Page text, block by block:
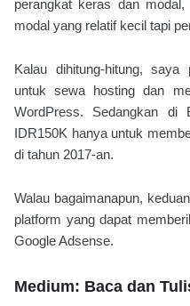
perangkat keras dan
modal yang relatif kecil tapi
Kalau dihitung-hitung, saya
untuk sewa hosting dan
WordPress. Sedangkan di
IDR150K hanya untuk
di tahun 2017-an.
Walau bagaimanapun,
platform yang dapat
Google Adsense.
Medium: Baca dan